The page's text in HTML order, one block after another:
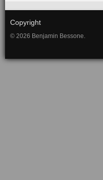
Copyright
© 2026 Benjamin Bessone.